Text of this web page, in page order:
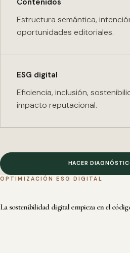
Contenidos
Estructura semántica,
oportunidades editoriales.
ESG digital
Eficiencia, inclusión,
impacto reputacional.
HACER
OPTIMIZACIÓN ESG DIGITAL
La sostenibilidad digital empieza en el